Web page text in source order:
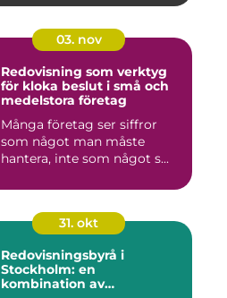
03. nov
Redovisning som verktyg
för kloka beslut i små och
medelstora företag
Många företag ser siffror
som något man måste
hantera, inte som något s...
31. okt
Redovisningsbyrå i
Stockholm: en
kombination av